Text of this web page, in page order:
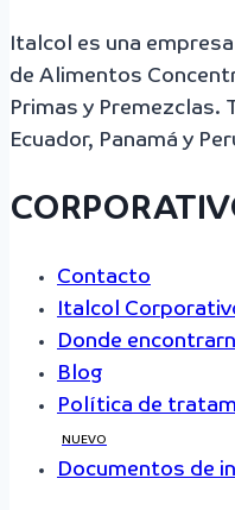
Italcol es una
de Alimentos
Primas y Premezclas.
Ecuador, Panamá y
Contacto
Italcol
Donde
Blog
Política de
NUEVO
Documentos de